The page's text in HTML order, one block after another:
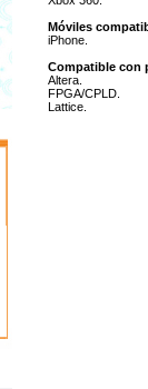
Móviles
iPhone.
Compatible con
Altera.
FPGA/CPLD.
Lattice.